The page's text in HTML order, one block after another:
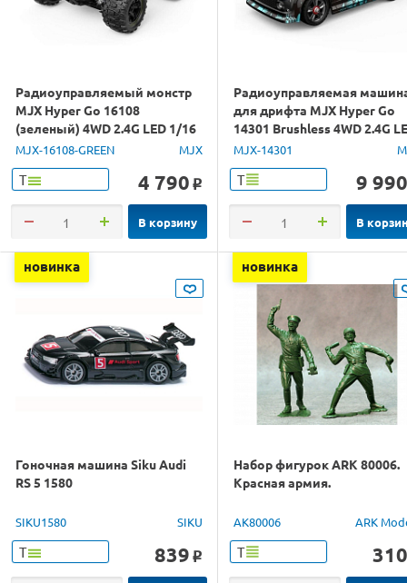
Радиоуправляемый монстр
MJX Hyper Go 16108
(зеленый) 4WD 2.4G LED 1/16
RTR
MJX-16108-GREEN MJX
Т 4 790 o
В корзину
Радиоуправляемая
для дрифта MJX Hyper Go
14301 Brushless 4WD 2.4G
1/14 RTR
MJX-14301
Т 9 990
В
новинка
Гоночная машина Siku Audi
RS 5 1580
SIKU1580 SIKU
Т 839 o
новинка
Набор фигурок ARK 80006.
Красная армия.
AK80006 ARK
Т 310